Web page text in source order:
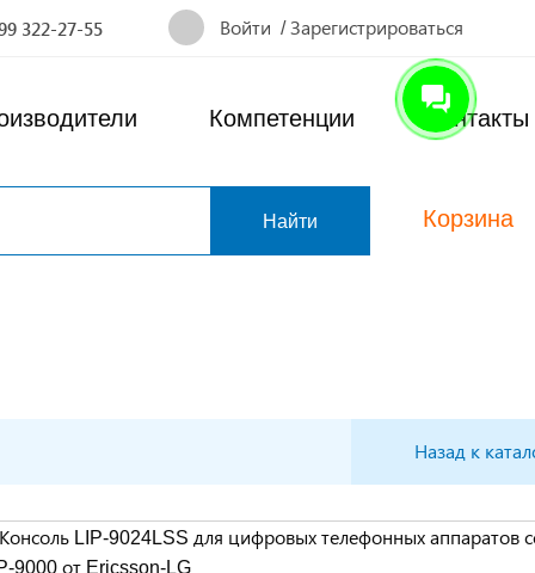
322-27-55 Войти /Зарегистрироваться
Компетенции Контакты
Корзина
Назад к